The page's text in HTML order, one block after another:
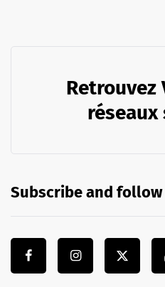
Retrouvez
réseaux
Subscribe and follow